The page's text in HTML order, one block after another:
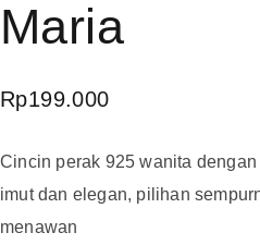
Maria
Rp199.000
Cincin perak 925 wanita
imut dan elegan, pilihan
menawan